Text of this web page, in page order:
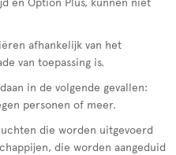
afhankelijk van het
van toepassing is.
in de volgende gevallen:
personen of meer.
die worden uitgevoerd
die worden aangeduid